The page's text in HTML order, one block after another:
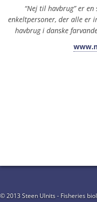
“Nej til havbrug” er
enkeltpersoner, der alle er
havbrug i danske
© 2013 Steen Ulnits - Fisheries